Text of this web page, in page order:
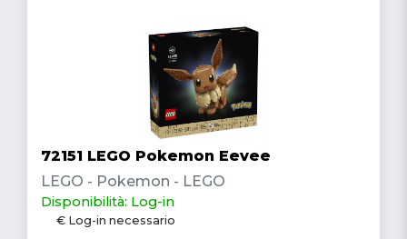
72151 LEGO Pokemon Eevee
LEGO - Pokemon - LEGO
Disponibilità: Log-in
€ Log-in necessario